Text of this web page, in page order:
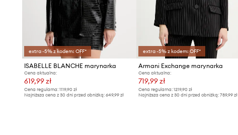
extra -5% z kodem: OFF*
ISABELLE BLANCHE marynarka
Cena aktualna:
619,99 zł
Cena regularna: 1119,90 zł
Najniższa cena z 30 dni przed obniżką: 649,99 zł
extra -5% z kodem: OFF*
Armani Exchange marynarka
Cena aktualna:
719,99 zł
Cena regularna:1219,90 zł
Najniższa cena z 30 dni przed obniżką:789,99 zł